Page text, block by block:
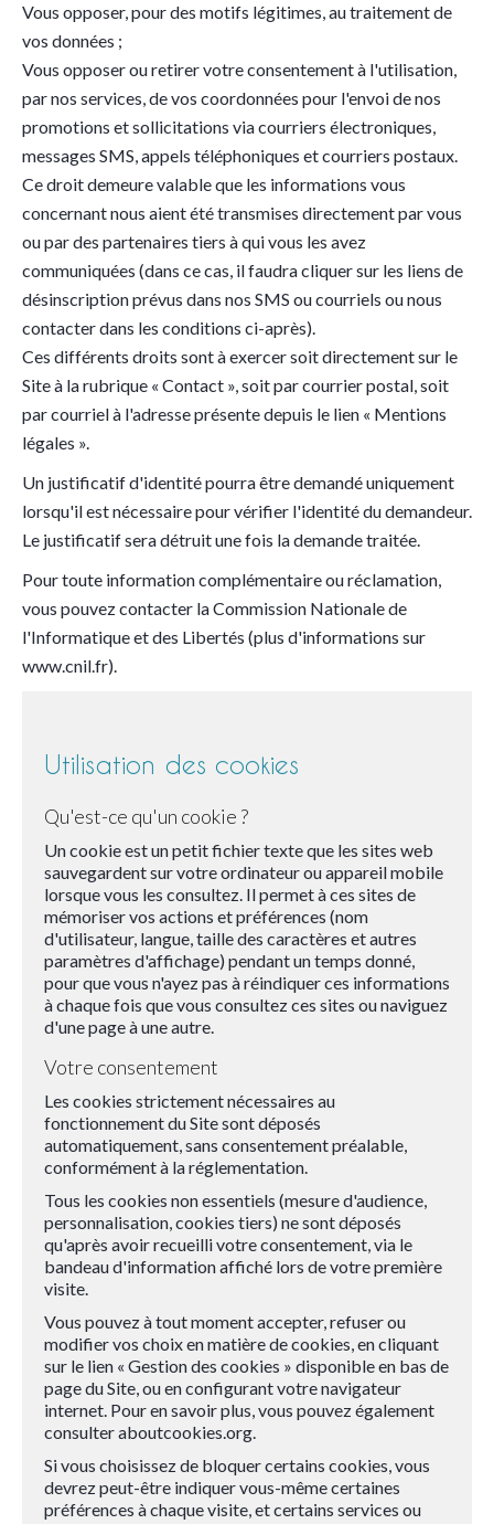
Vous opposer, pour des motifs légitimes, au traitement de
vos données ;
Vous opposer ou retirer votre consentement à l'utilisation,
par nos services, de vos coordonnées pour l'envoi de nos
promotions et sollicitations via courriers électroniques,
messages SMS, appels téléphoniques et courriers postaux.
Ce droit demeure valable que les informations vous
concernant nous aient été transmises directement par vous
ou par des partenaires tiers à qui vous les avez
communiquées (dans ce cas, il faudra cliquer sur les liens de
désinscription prévus dans nos SMS ou courriels ou nous
contacter dans les conditions ci-après).
Ces différents droits sont à exercer soit directement sur le
Site à la rubrique « Contact », soit par courrier postal, soit
par courriel à l'adresse présente depuis le lien « Mentions
légales ».
Un justificatif d'identité pourra être demandé uniquement
lorsqu'il est nécessaire pour vérifier l'identité du demandeur.
Le justificatif sera détruit une fois la demande traitée.
Pour toute information complémentaire ou réclamation,
vous pouvez contacter la Commission Nationale de
l'Informatique et des Libertés (plus d'informations sur
www.cnil.fr).
Utilisation des cookies
Qu'est-ce qu'un cookie ?
Un cookie est un petit fichier texte que les sites web
sauvegardent sur votre ordinateur ou appareil mobile
lorsque vous les consultez. Il permet à ces sites de
mémoriser vos actions et préférences (nom
d'utilisateur, langue, taille des caractères et autres
paramètres d'affichage) pendant un temps donné,
pour que vous n'ayez pas à réindiquer ces informations
à chaque fois que vous consultez ces sites ou naviguez
d'une page à une autre.
Votre consentement
Les cookies strictement nécessaires au
fonctionnement du Site sont déposés
automatiquement, sans consentement préalable,
conformément à la réglementation.
Tous les cookies non essentiels (mesure d'audience,
personnalisation, cookies tiers) ne sont déposés
qu'après avoir recueilli votre consentement, via le
bandeau d'information affiché lors de votre première
visite.
Vous pouvez à tout moment accepter, refuser ou
modifier vos choix en matière de cookies, en cliquant
sur le lien « Gestion des cookies » disponible en bas de
page du Site, ou en configurant votre navigateur
internet. Pour en savoir plus, vous pouvez également
consulteraboutcookies.org.
Si vous choisissez de bloquer certains cookies, vous
devrez peut-être indiquer vous-même certaines
préférences à chaque visite, et certains services ou